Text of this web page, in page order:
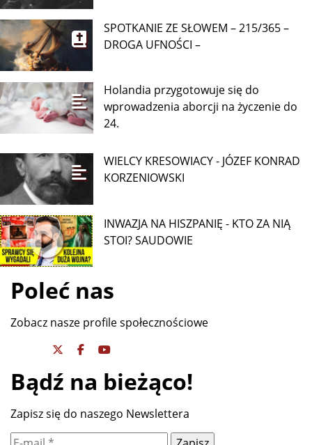
SPOTKANIE ZE SŁOWEM – 215/365 –
DROGA UFNOŚCI –
Holandia przygotowuje się do
wprowadzenia aborcji na życzenie do
24.
WIELCY KRESOWIACY - JÓZEF KONRAD
KORZENIOWSKI
INWAZJA NA HISZPANIĘ - KTO ZA NIĄ
STOI? SAUDOWIE
Poleć nas
Zobacz nasze profile społecznościowe
Bądź na bieżąco!
Zapisz się do naszego Newslettera